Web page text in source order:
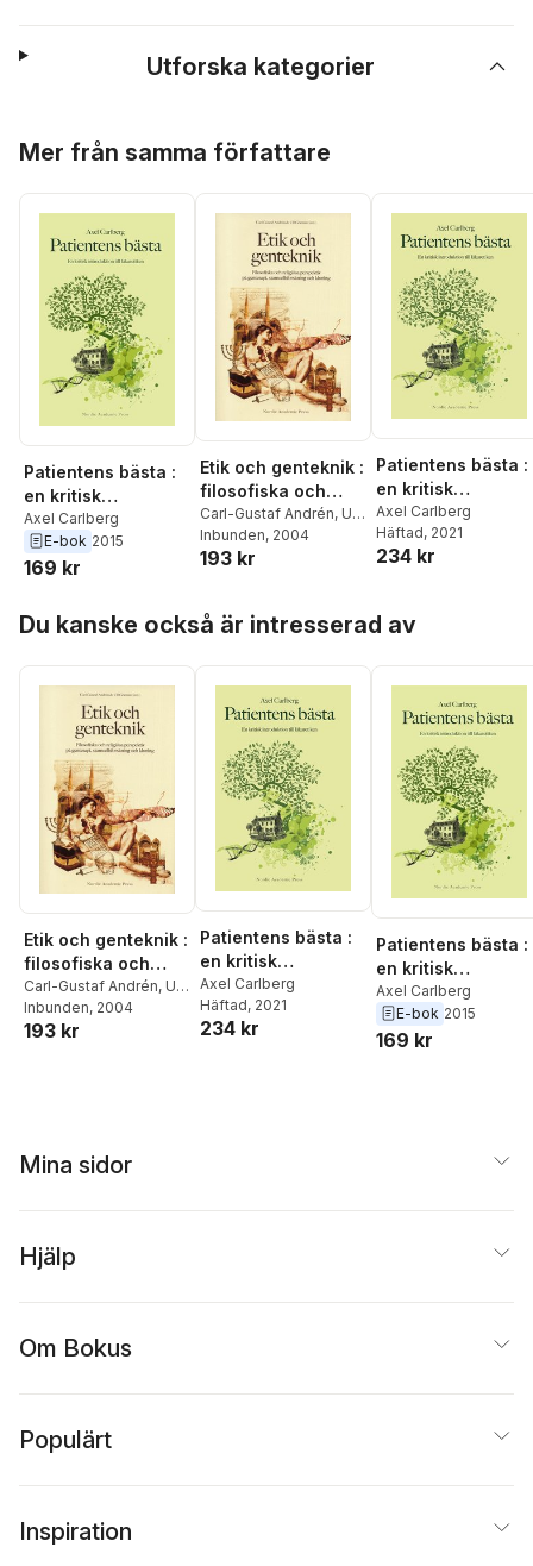
Utforska kategorier
Mer från samma författare
Patientens bästa :
en kritisk
introduktion till
läkaretiken
Axel Carlberg
E-bok 2015
169 kr
Etik och genteknik :
filosofiska och
religiösa
perspektiv på
genterapi,
och kloning
Carl-Gustaf Andrén, Ulf
Görman,Axel Carlberg
Birgitta Forsman
Inbunden, 2004
193 kr
Patientens bästa :
en kritisk
introduktion till
läkaretiken
Axel Carlberg
Häftad, 2021
234 kr
Du kanske också är intresserad av
Etik och genteknik :
filosofiska och
religiösa
perspektiv på
genterapi,
Carl-Gustaf Andrén, Ulf
Görman,Axel Carlberg
Birgitta Forsman
Inbunden, 2004
193 kr
Patientens bästa :
en kritisk
introduktion till
läkaretiken
Axel Carlberg
Häftad, 2021
234 kr
Patientens bästa :
en kritisk
introduktion till
läkaretiken
Axel Carlberg
E-bok 2015
169 kr
Mina sidor
Hjälp
Om Bokus
Populärt
Inspiration